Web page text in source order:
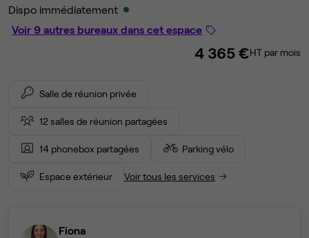
Dispo immédiatement
Voir 9 autres bureaux dans cet espace
4 365 €HT par mois
Salle de réunion privée
12 salles de réunion partagées
14 phonebox partagées Parking vélo
Espace extérieur Voir tous les services
Fiona